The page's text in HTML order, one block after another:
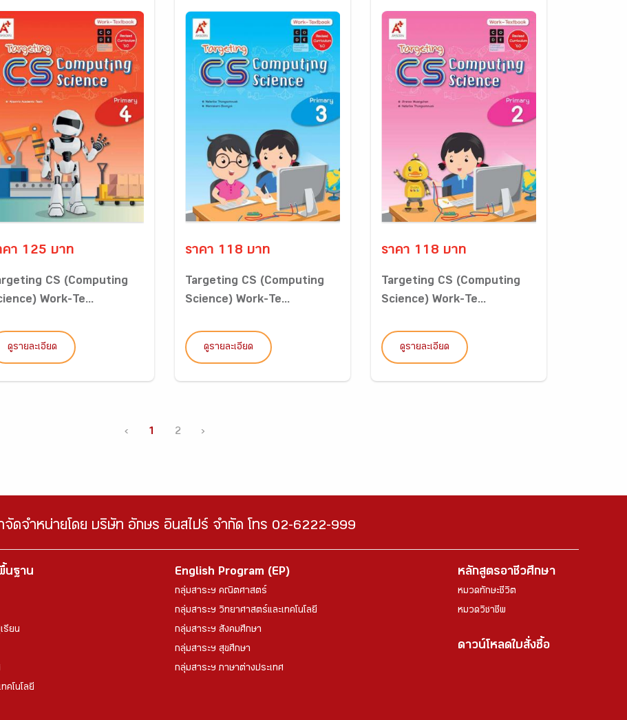
คา 125 บาท
CS (Computing
Work-Te...
ดูรายละเอียด
ราคา 118 บาท
Targeting CS (Computing
Science) Work-Te...
ดูรายละเอียด
ราคา 118 บาท
Targeting CS (Computing
Science) Work-Te...
ดูรายละเอียด
‹ 1 2 ›
จัดจำหน่ายโดย บริษัท อักษร อินสไปร์ จำกัด โทร 02-6222-999
นฐาน
รียน
คโนโลยี
English Program (EP)
กลุ่มสาระฯ คณิตศาสตร์
กลุ่มสาระฯ วิทยาศาสตร์และเทคโนโลยี
กลุ่มสาระฯ สังคมศึกษา
กลุ่มสาระฯ สุขศึกษา
กลุ่มสาระฯ ภาษาต่างประเทศ
หลักสูตรอาชีวศึกษา
หมวดทักษะชีวิต
หมวดวิชาชีพ
ดาวน์โหลดใบสั่งซื้อ